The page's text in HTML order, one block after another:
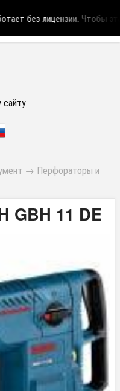
без лицензии.Чтобы эта
сайту
→ Перфораторы и
GBH 11 DE